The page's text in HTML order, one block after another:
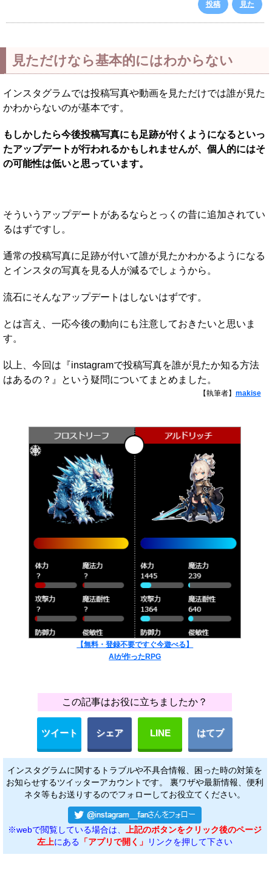
投稿 見た
見ただけなら基本的にはわからない
インスタグラムでは投稿写真や動画を見ただけでは誰が見た
かわからないのが基本です。
もしかしたら今後投稿写真にも足跡が付くようになるといっ
たアップデートが行われるかもしれませんが、個人的にはそ
の可能性は低いと思っています。
そういうアップデートがあるならとっくの昔に追加されてい
るはずですし。
通常の投稿写真に足跡が付いて誰が見たかわかるようになる
とインスタの写真を見る人が減るでしょうから。
流石にそんなアップデートはしないはずです。
とは言え、一応今後の動向にも注意しておきたいと思いま
す。
以上、今回は『instagramで投稿写真を誰が見たか知る方法
はあるの？』という疑問についてまとめました。
【執筆者】 makise
【無料・登録不要ですぐ今遊べる】
AIが作ったRPG
この記事はお役に立ちましたか？
ツイート シェア LINE はてブ
インスタグラムに関するトラブルや不具合情報、困った時の対策を
お知らせするツイッターアカウントです。 裏ワザや最新情報、便利
ネタ等もお送りするのでフォローしてお役立てください。
※webで閲覧している場合は、上記のボタンをクリック後のページ
左上にある 「アプリで開く」 リンクを押して下さい